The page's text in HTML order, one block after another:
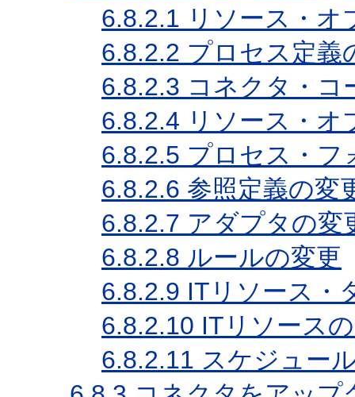
6.8.2.1 リソース・オ
6.8.2.2 プロセス定義
6.8.2.3 コネクタ・コ
6.8.2.4 リソース・オ
6.8.2.5 プロセス・フ
6.8.2.6 参照定義の変
6.8.2.7 アダプタの変
6.8.2.8 ルールの変更
6.8.2.9 ITリソース・
6.8.2.10 ITリソース
6.8.2.11 スケジュー